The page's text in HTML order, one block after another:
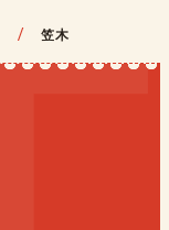
/ 笠木